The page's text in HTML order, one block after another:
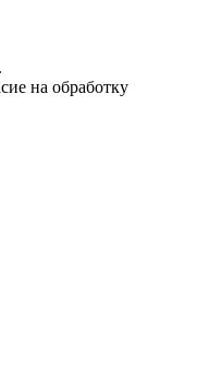
на обработку